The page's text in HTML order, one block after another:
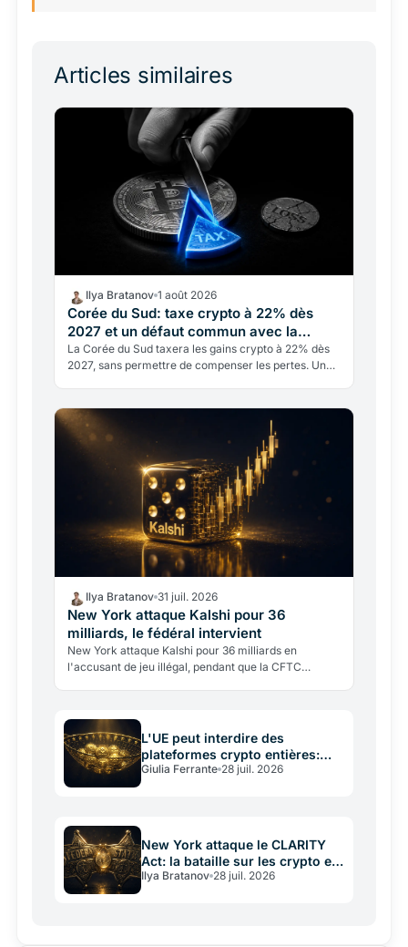
Articles similaires
Ilya Bratanov 1 août 2026
Corée du Sud: taxe crypto à 22% dès
2027 et un défaut commun avec la
France
La Corée du Sud taxera les gains crypto à 22% dès
2027, sans permettre de compenser les pertes. Un
Ilya Bratanov 31 juil. 2026
New York attaque Kalshi pour 36
milliards, le fédéral intervient
New York attaque Kalshi pour 36 milliards en
l'accusant de jeu illégal, pendant que la CFTC
L'UE peut interdire des
plateformes crypto entières:
l'arme cachée
Giulia Ferrante 28 juil. 2026
New York attaque le CLARITY
Act: la bataille sur les crypto en
jeu
Ilya Bratanov 28 juil. 2026